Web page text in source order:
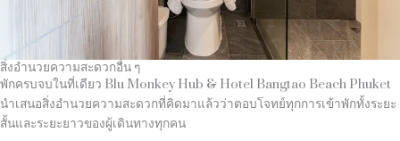
สิ่งอำนวยความสะดวกอื่น ๆ
พักครบจบในที่เดียว Blu Monkey Hub & Hotel Bangtao Beach Phuket
นำเสนอสิ่งอำนวยความสะดวกที่คิดมาแล้วว่าตอบโจทย์ทุกการเข้าพักทั้งระยะ
สั้นและระยะยาวของผู้เดินทางทุกคน